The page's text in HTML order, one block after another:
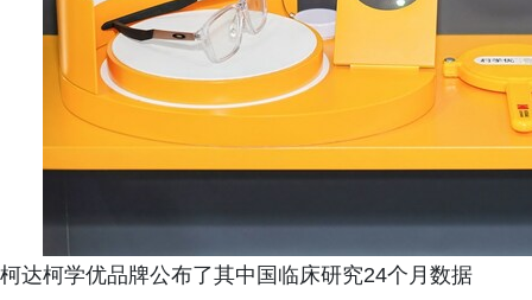
柯达柯学优品牌公布了其中国临床研究24个月数据